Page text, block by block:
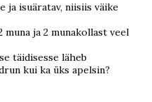
ja isuäratav, niisiis väike
muna ja 2 munakollast veel
täidisesse läheb
kui ka üks apelsin?